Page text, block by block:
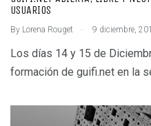
USUARIOS
By Lorena Rouget . 9 diciembre,
Los días 14 y 15 de
formación de guifi.net en la